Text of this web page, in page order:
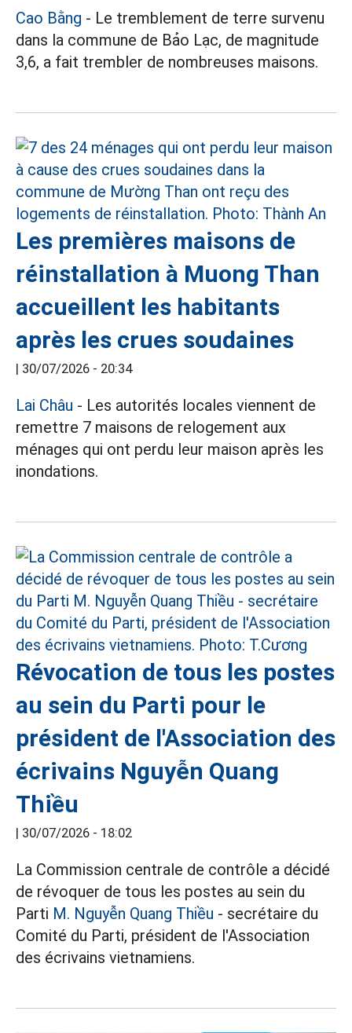
Cao Bằng - Le tremblement de terre survenu
dans la commune de Bảo Lạc, de magnitude
3,6, a fait trembler de nombreuses maisons.
Les premières maisons de
réinstallation à Muong Than
accueillent les habitants
après les crues soudaines
| 30/07/2026 - 20:34
Lai Châu - Les autorités locales viennent de
remettre 7 maisons de relogement aux
ménages qui ont perdu leur maison après les
inondations.
Révocation de tous les postes
au sein du Parti pour le
président de l'Association des
écrivains Nguyễn Quang
Thiều
| 30/07/2026 - 18:02
La Commission centrale de contrôle a décidé
de révoquer de tous les postes au sein du
Parti M. Nguyễn Quang Thiều - secrétaire du
Comité du Parti, président de l'Association
des écrivains vietnamiens.